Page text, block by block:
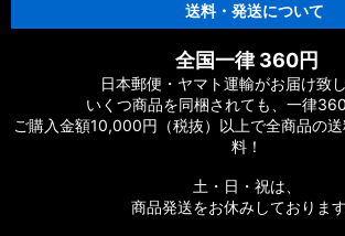
送料・発送について
全国一律 360円
日本郵便・ヤマト運輸がお届け致し
いくつ商品を同梱されても、一律360
ご購入金額10,000円（税抜）以上で全商品の
料！
土・日・祝は、
商品発送をお休みしております